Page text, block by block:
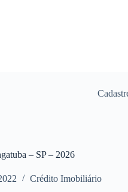
– SP – 2026
Crédito Imobiliário